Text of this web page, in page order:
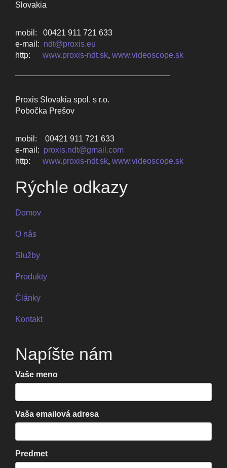
Slovakia
mobil: 00421 911 721 633
e-mail: ndt@proxis.eu
http: www.proxis-ndt.sk, www.videoscope.sk
Proxis Slovakia spol. s r.o.
Pobočka Prešov
mobil: 00421 911 721 633
e-mail: proxis.ndt@gmail.com
http: www.proxis-ndt.sk, www.videoscope.sk
Rýchle odkazy
Domov
O nás
Služby
Produkty
Články
Kontakt
Napíšte nám
Vaše meno
Vaša emailová adresa
Predmet